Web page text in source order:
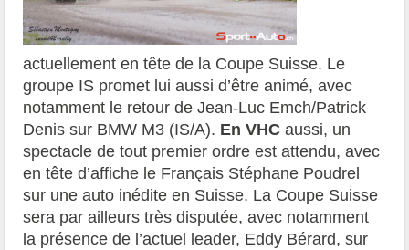
actuellement en tête de la Coupe Suisse. Le
groupe IS promet lui aussi d’être animé, avec
notamment le retour de Jean-Luc Emch/Patrick
Denis sur BMW M3 (IS/A). En VHC aussi, un
spectacle de tout premier ordre est attendu, avec
en tête d’affiche le Français Stéphane Poudrel
sur une auto inédite en Suisse. La Coupe Suisse
sera par ailleurs très disputée, avec notamment
la présence de l’actuel leader, Eddy Bérard, sur